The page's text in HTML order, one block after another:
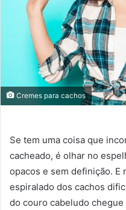
Cremes para cachos
Se tem uma coisa que
cacheado, é olhar no
opacos e sem definição. E
espiralado dos cachos
do couro cabeludo